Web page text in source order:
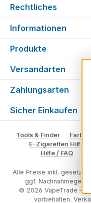
Rechtliches
Informationen
Produkte
Versandarten
Zahlungsarten
Sicher Einkaufen
Tools & Finder
E-Zigaretten Hilfe
Hilfe / FAQ
Alle Preise inkl. gesetzl.
ggf.
© 2026 VapeTrade –
vorbehalten.